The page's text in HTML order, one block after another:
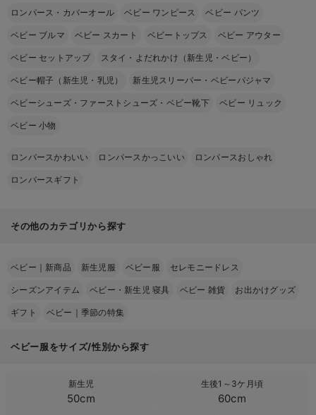
ロンパース・カバーオール ベビー ワンピース ベビー パンツ
ベビー ブルマ ベビー スカート ベビートップス ベビー アウター
ベビー セットアップ スタイ・よだれかけ（新生児・ベビー）
ベビー帽子（新生児・乳児） 新生児スリーパー・ベビーパジャマ
ベビーシューズ・ファーストシューズ・ベビー靴下 ベビー リュック
ベビー 小物
ロンパースかわいい ロンパースかっこいい ロンパースおしゃれ
ロンパースギフト
その他のカテゴリから探す
ベビー｜新商品 新生児服 ベビー服 セレモニードレス
シーズンアイテム ベビー・新生児 寝具 ベビー 雑貨 お出かけグッズ
ギフト ベビー｜季節の特集
ベビー服をサイズ/性別から探す
新生児
50cm
生後1～3ケ月頃
60cm